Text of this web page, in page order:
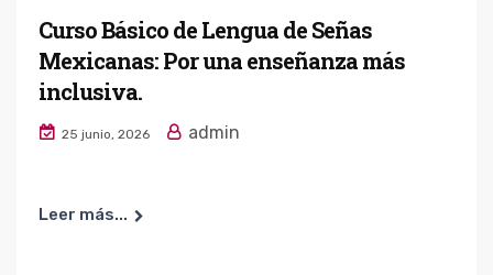
Curso Básico de Lengua de Señas
Mexicanas: Por una enseñanza más
inclusiva.
25 junio, 2026 admin
Leer más...